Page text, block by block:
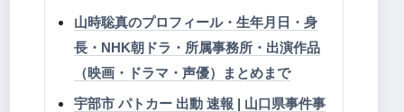
山時聡真のプロフィール・生年月日・身
長・NHK朝ドラ・所属事務所・出演作品
（映画・ドラマ・声優）まとめまで
宇部市 パトカー 出動 速報 | 山口県事件事